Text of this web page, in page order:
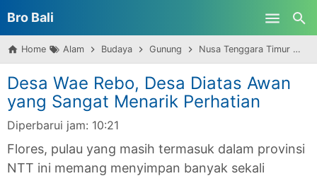
Bro Bali
Home Alam Budaya Gunung Nusa Tenggara Timur
Desa Wae Rebo, Desa Diatas Awan
yang Sangat Menarik Perhatian
Diperbarui jam: 10:21
Flores, pulau yang masih termasuk dalam provinsi
NTT ini memang menyimpan banyak sekali